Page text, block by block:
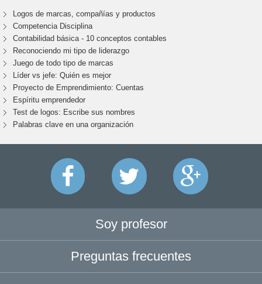
Logos de marcas, compañías y productos
Competencia Disciplina
Contabilidad básica - 10 conceptos contables
Reconociendo mi tipo de liderazgo
Juego de todo tipo de marcas
Líder vs jefe: Quién es mejor
Proyecto de Emprendimiento: Cuentas
Espíritu emprendedor
Test de logos: Escribe sus nombres
Palabras clave en una organización
Soy profesor
Preguntas frecuentes